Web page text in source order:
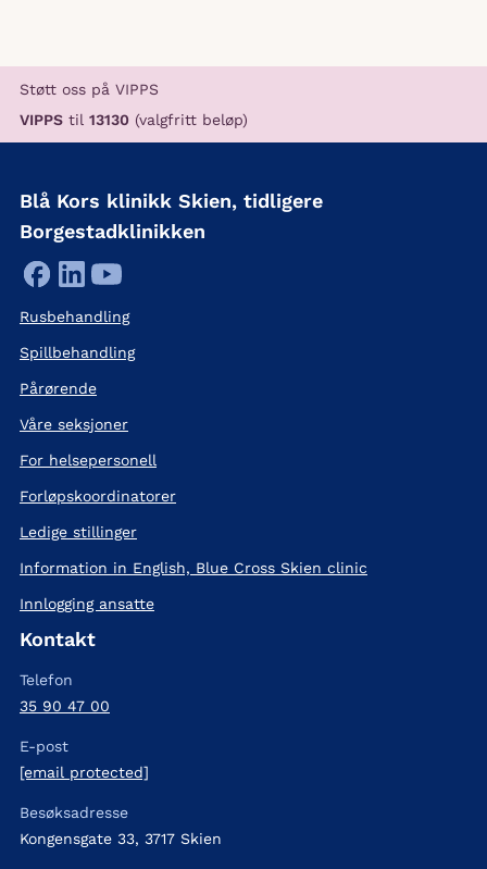
Støtt oss på VIPPS
VIPPS til 13130 (valgfritt beløp)
Blå Kors klinikk Skien, tidligere
Borgestadklinikken
Rusbehandling
Spillbehandling
Pårørende
Våre seksjoner
For helsepersonell
Forløpskoordinatorer
Ledige stillinger
Information in English, Blue Cross Skien clinic
Innlogging ansatte
Kontakt
Telefon
35 90 47 00
E-post
[email protected]
Besøksadresse
Kongensgate 33, 3717 Skien